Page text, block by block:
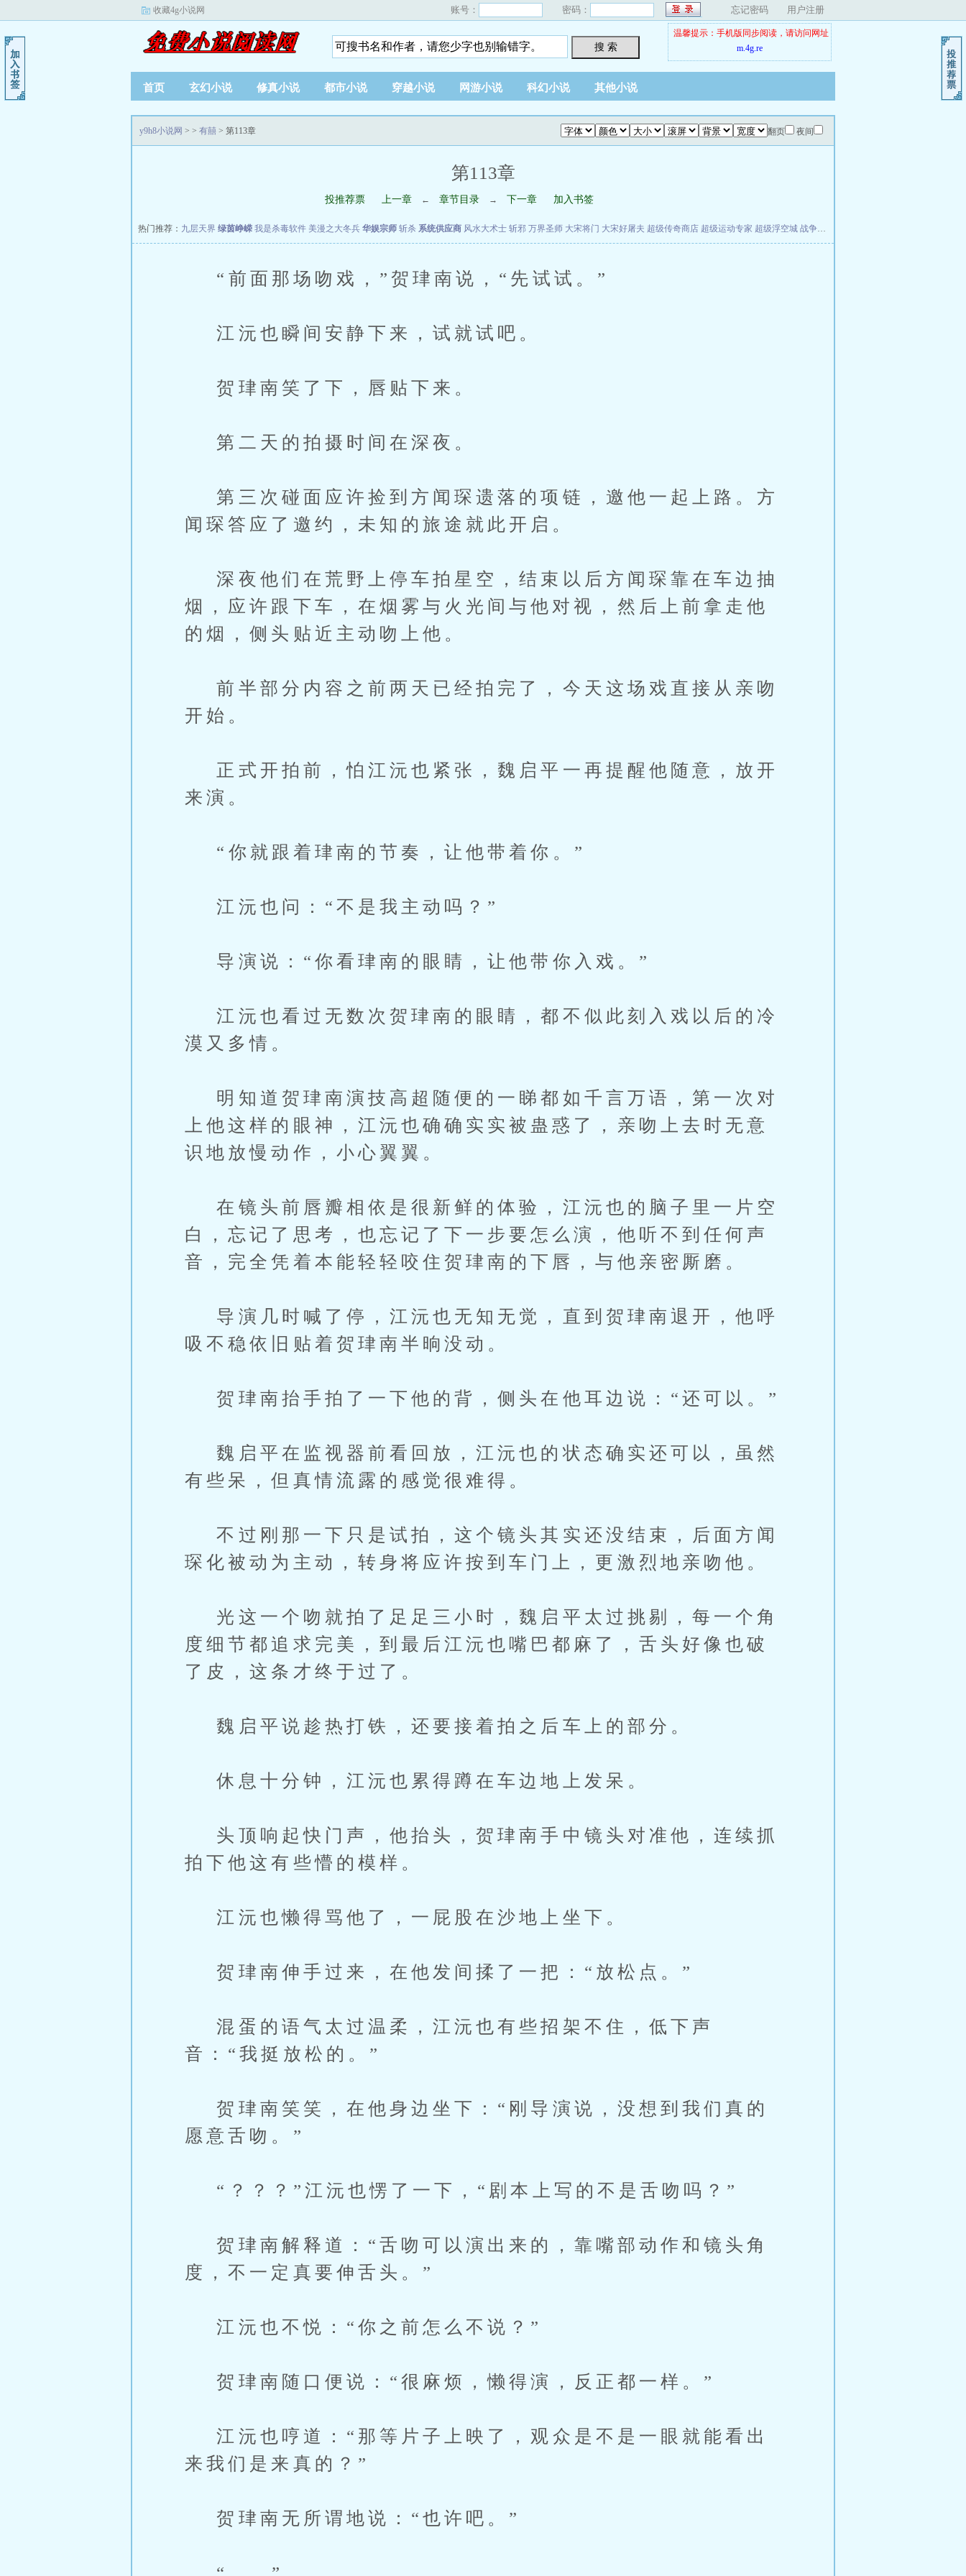
收藏4g小说网 账号： 密码： 忘记密码 用户注册
搜 索
温馨提示：手机版同步阅读，请访问网址
m.4g.re
首页 玄幻小说 修真小说 都市小说 穿越小说 网游小说 科幻小说 其他小说
翻页 夜间
y9h8小说网 > > 有囍 > 第113章
第113章
投推荐票 上一章 ← 章节目录 → 下一章 加入书签
热门推荐： 九层天界 绿茵峥嵘 我是杀毒软件 美漫之大冬兵 华娱宗师 斩杀 系统供应商 风水大术士 斩邪 万界圣师 大宋将门 大宋好屠夫 超级传奇商店 超级运动专家 超级浮空城 战争天堂
“前面那场吻戏，”贺珒南说，“先试试。”
江沅也瞬间安静下来，试就试吧。
贺珒南笑了下，唇贴下来。
第二天的拍摄时间在深夜。
第三次碰面应许捡到方闻琛遗落的项链，邀他一起上路。方
闻琛答应了邀约，未知的旅途就此开启。
深夜他们在荒野上停车拍星空，结束以后方闻琛靠在车边抽
烟，应许跟下车，在烟雾与火光间与他对视，然后上前拿走他
的烟，侧头贴近主动吻上他。
前半部分内容之前两天已经拍完了，今天这场戏直接从亲吻
开始。
正式开拍前，怕江沅也紧张，魏启平一再提醒他随意，放开
来演。
“你就跟着珒南的节奏，让他带着你。”
江沅也问：“不是我主动吗？”
导演说：“你看珒南的眼睛，让他带你入戏。”
江沅也看过无数次贺珒南的眼睛，都不似此刻入戏以后的冷
漠又多情。
明知道贺珒南演技高超随便的一睇都如千言万语，第一次对
上他这样的眼神，江沅也确确实实被蛊惑了，亲吻上去时无意
识地放慢动作，小心翼翼。
在镜头前唇瓣相依是很新鲜的体验，江沅也的脑子里一片空
白，忘记了思考，也忘记了下一步要怎么演，他听不到任何声
音，完全凭着本能轻轻咬住贺珒南的下唇，与他亲密厮磨。
导演几时喊了停，江沅也无知无觉，直到贺珒南退开，他呼
吸不稳依旧贴着贺珒南半晌没动。
贺珒南抬手拍了一下他的背，侧头在他耳边说：“还可以。”
魏启平在监视器前看回放，江沅也的状态确实还可以，虽然
有些呆，但真情流露的感觉很难得。
不过刚那一下只是试拍，这个镜头其实还没结束，后面方闻
琛化被动为主动，转身将应许按到车门上，更激烈地亲吻他。
光这一个吻就拍了足足三小时，魏启平太过挑剔，每一个角
度细节都追求完美，到最后江沅也嘴巴都麻了，舌头好像也破
了皮，这条才终于过了。
魏启平说趁热打铁，还要接着拍之后车上的部分。
休息十分钟，江沅也累得蹲在车边地上发呆。
头顶响起快门声，他抬头，贺珒南手中镜头对准他，连续抓
拍下他这有些懵的模样。
江沅也懒得骂他了，一屁股在沙地上坐下。
贺珒南伸手过来，在他发间揉了一把：“放松点。”
混蛋的语气太过温柔，江沅也有些招架不住，低下声
音：“我挺放松的。”
贺珒南笑笑，在他身边坐下：“刚导演说，没想到我们真的
愿意舌吻。”
“？？？”江沅也愣了一下，“剧本上写的不是舌吻吗？”
贺珒南解释道：“舌吻可以演出来的，靠嘴部动作和镜头角
度，不一定真要伸舌头。”
江沅也不悦：“你之前怎么不说？”
贺珒南随口便说：“很麻烦，懒得演，反正都一样。”
江沅也哼道：“那等片子上映了，观众是不是一眼就能看出
来我们是来真的？”
贺珒南无所谓地说：“也许吧。”